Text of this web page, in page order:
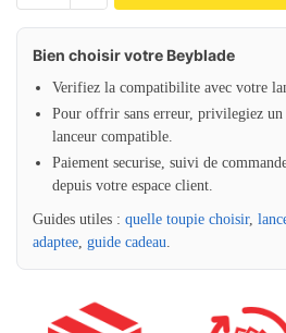
Bien choisir votre Beyblade
Verifiez la compatibilite avec votre
Pour offrir sans erreur, privilegiez un
lanceur compatible.
Paiement securise, suivi de
depuis votre espace client.
Guides utiles : quelle toupie choisir,
adaptee guide cadeau